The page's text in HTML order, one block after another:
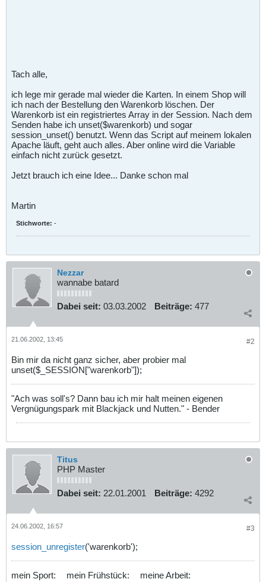
Tach alle,
ich lege mir gerade mal wieder die Karten. In einem Shop will
ich nach der Bestellung den Warenkorb löschen. Der
Warenkorb ist ein registriertes Array in der Session. Nach dem
Senden habe ich unset($warenkorb) und sogar
session_unset() benutzt. Wenn das Script auf meinem lokalen
Apache läuft, geht auch alles. Aber online wird die Variable
einfach nicht zurück gesetzt.
Jetzt brauch ich eine Idee... Danke schon mal
Martin
Stichworte: -
Nezzar
wannabe batard
Dabei seit: 03.03.2002 Beiträge: 477
#2
21.06.2002, 13:45
Bin mir da nicht ganz sicher, aber probier mal
unset($_SESSION["warenkorb"]);
"Ach was soll's? Dann bau ich mir halt meinen eigenen
Vergnügungspark mit Blackjack und Nutten." - Bender
Titus
PHP Master
Dabei seit: 22.01.2001 Beiträge: 4292
#3
24.06.2002, 16:57
session_unregister('warenkorb');
mein Sport: mein Frühstück: meine Arbeit: